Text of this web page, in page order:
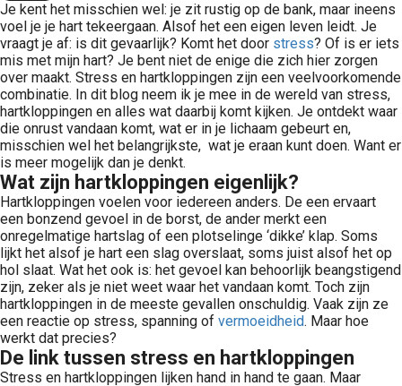
Je kent het misschien wel: je zit rustig op de bank, maar ineens
voel je je hart tekeergaan. Alsof het een eigen leven leidt. Je
vraagt je af: is dit gevaarlijk? Komt het door stress? Of is er iets
mis met mijn hart? Je bent niet de enige die zich hier zorgen
over maakt. Stress en hartkloppingen zijn een veelvoorkomende
combinatie. In dit blog neem ik je mee in de wereld van stress,
hartkloppingen en alles wat daarbij komt kijken. Je ontdekt waar
die onrust vandaan komt, wat er in je lichaam gebeurt en,
misschien wel het belangrijkste, wat je eraan kunt doen. Want er
is meer mogelijk dan je denkt.
Wat zijn hartkloppingen eigenlijk?
Hartkloppingen voelen voor iedereen anders. De een ervaart
een bonzend gevoel in de borst, de ander merkt een
onregelmatige hartslag of een plotselinge ‘dikke’ klap. Soms
lijkt het alsof je hart een slag overslaat, soms juist alsof het op
hol slaat. Wat het ook is: het gevoel kan behoorlijk beangstigend
zijn, zeker als je niet weet waar het vandaan komt. Toch zijn
hartkloppingen in de meeste gevallen onschuldig. Vaak zijn ze
een reactie op stress, spanning of vermoeidheid. Maar hoe
werkt dat precies?
De link tussen stress en hartkloppingen
Stress en hartkloppingen lijken hand in hand te gaan. Maar